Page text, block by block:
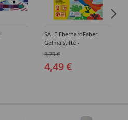
SALE EberhardFaber
Gelmalstifte -
8,79 €
4,49 €